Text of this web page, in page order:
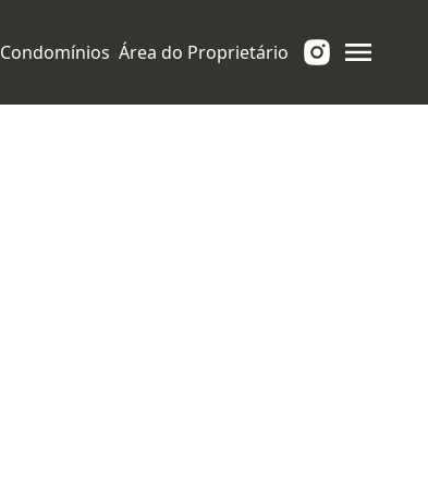
Condomínios Área do Proprietário